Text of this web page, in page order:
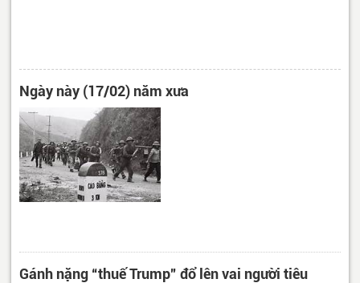
Ngày này (17/02) năm xưa
Gánh nặng “thuế Trump” đổ lên vai người tiêu